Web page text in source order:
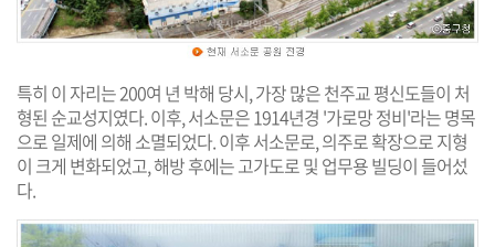
특히 이 자리는 200여 년 박해 당시, 가장 많은 천주교 평신도들이 처
형된 순교성지였다. 이후, 서소문은 1914년경 '가로망 정비'라는 명목
으로 일제에 의해 소멸되었다. 이후 서소문로, 의주로 확장으로 지형
이 크게 변화되었고, 해방 후에는 고가도로 및 업무용 빌딩이 들어섰
다.